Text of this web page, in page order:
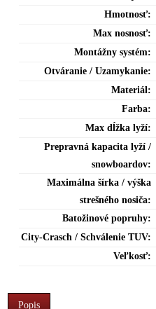
Hmotnosť:
Max nosnosť:
Montážny systém:
Otváranie / Uzamykanie:
Materiál:
Farba:
Max dĺžka lyží:
Prepravná kapacita lyží /
snowboardov:
Maximálna šírka / výška
strešného nosiča:
Batožinové popruhy:
City-Crasch / Schválenie TUV:
Veľkosť:
Popis